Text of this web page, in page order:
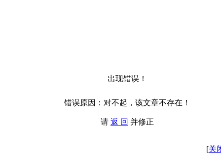
出现错误！
错误原因：对不起，该文章不存在！
请 返 回 并修正
[关